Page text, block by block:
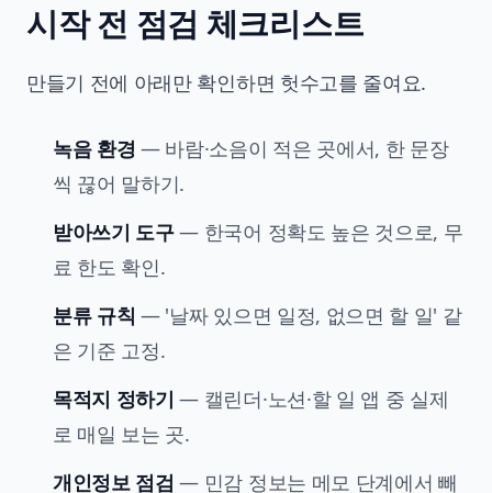
시작 전 점검 체크리스트
만들기 전에 아래만 확인하면 헛수고를 줄여요.
녹음 환경 — 바람·소음이 적은 곳에서, 한 문장
씩 끊어 말하기.
받아쓰기 도구— 한국어 정확도 높은 것으로, 무
료 한도 확인.
분류 규칙 — '날짜 있으면 일정, 없으면 할 일' 같
은 기준 고정.
목적지 정하기 — 캘린더·노션·할 일 앱 중 실제
로 매일 보는 곳.
개인정보 점검 — 민감 정보는 메모 단계에서 빼